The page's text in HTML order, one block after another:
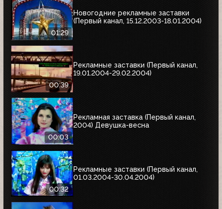
01:29
Новогодние рекламные заставки
(Первый канал, 15.12.2003-18.01.2004)
00:39
Рекламные заставки (Первый канал,
19.01.2004-29.02.2004)
00:03
Рекламная заставка (Первый канал,
2004) Девушка-весна
00:32
Рекламные заставки (Первый канал,
01.03.2004-30.04.2004)